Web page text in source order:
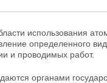
использования
определенного
и проводимых работ.
органами